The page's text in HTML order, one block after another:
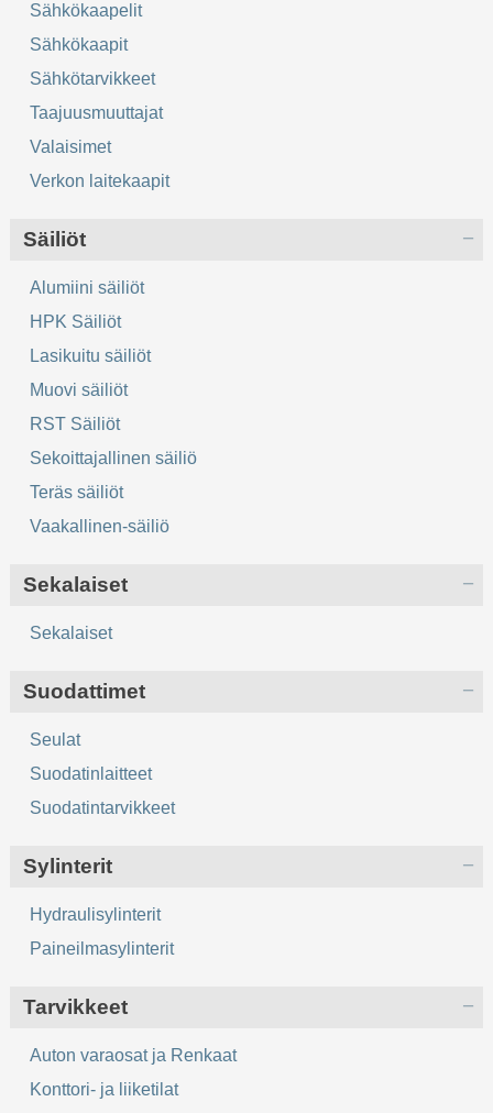
Sähkökaapelit
Sähkökaapit
Sähkötarvikkeet
Taajuusmuuttajat
Valaisimet
Verkon laitekaapit
Säiliöt
Alumiini säiliöt
HPK Säiliöt
Lasikuitu säiliöt
Muovi säiliöt
RST Säiliöt
Sekoittajallinen säiliö
Teräs säiliöt
Vaakallinen-säiliö
Sekalaiset
Sekalaiset
Suodattimet
Seulat
Suodatinlaitteet
Suodatintarvikkeet
Sylinterit
Hydraulisylinterit
Paineilmasylinterit
Tarvikkeet
Auton varaosat ja Renkaat
Konttori- ja liiketilat